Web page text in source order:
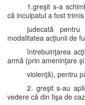
1.greşit s-a
că inculpatul a fost
judecată
modalitatea acţiunii de
întrebuinţarea
armă (prin ameninţare
violenţă), pentru
2. greşit s-au
vedere că din fişa de